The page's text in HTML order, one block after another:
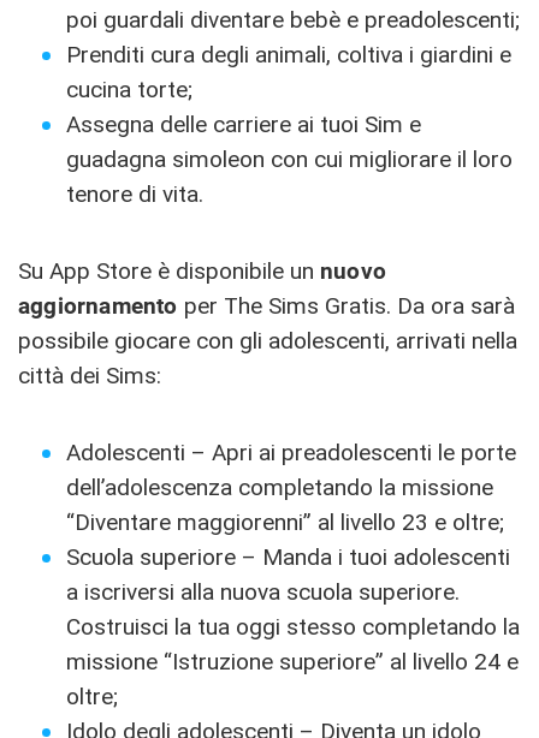
poi guardali diventare bebè e preadolescenti;
Prenditi cura degli animali, coltiva i giardini e
cucina torte;
Assegna delle carriere ai tuoi Sim e
guadagna simoleon con cui migliorare il loro
tenore di vita.
Su App Store è disponibile un nuovo
aggiornamento per The Sims Gratis. Da ora sarà
possibile giocare con gli adolescenti, arrivati nella
città dei Sims:
Adolescenti – Apri ai preadolescenti le porte
dell’adolescenza completando la missione
“Diventare maggiorenni” al livello 23 e oltre;
Scuola superiore – Manda i tuoi adolescenti
a iscriversi alla nuova scuola superiore.
Costruisci la tua oggi stesso completando la
missione “Istruzione superiore” al livello 24 e
oltre;
Idolo degli adolescenti – Diventa un idolo